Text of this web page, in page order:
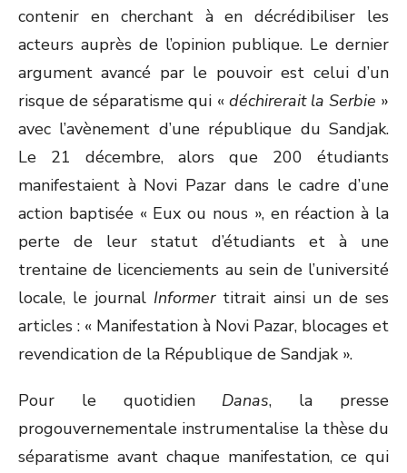
contenir en cherchant à en décrédibiliser les
acteurs auprès de l’opinion publique. Le dernier
argument avancé par le pouvoir est celui d’un
risque de séparatisme qui « déchirerait la Serbie »
avec l’avènement d’une république du Sandjak.
Le 21 décembre, alors que 200 étudiants
manifestaient à Novi Pazar dans le cadre d’une
action baptisée « Eux ou nous », en réaction à la
perte de leur statut d’étudiants et à une
trentaine de licenciements au sein de l’université
locale, le journal Informertitrait ainsi un de ses
articles : « Manifestation à Novi Pazar, blocages et
revendication de la République de Sandjak ».
Pour le quotidien Danas, la presse
progouvernementale instrumentalise la thèse du
séparatisme avant chaque manifestation, ce qui